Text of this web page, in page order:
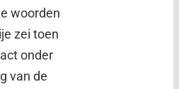
woorden
zei toen
onder
van de